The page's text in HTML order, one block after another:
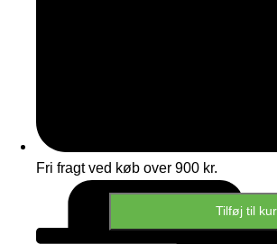
Fri fragt ved køb over 900 kr.
63x103mm
Tilføj til